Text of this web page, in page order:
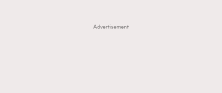
Advertisement